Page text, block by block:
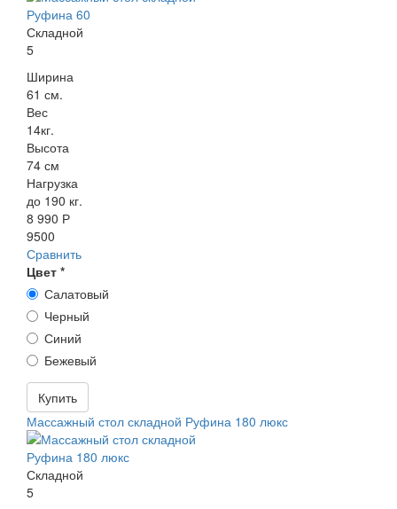
Складной
5
Ширина
61 см.
Вес
14кг.
Высота
74 см
Нагрузка
до 190 кг.
8 990 Р
9500
Сравнить
Цвет *
Салатовый
Черный
Синий
Бежевый
Купить
Массажный стол складной Руфина 180 люкс
Складной
5